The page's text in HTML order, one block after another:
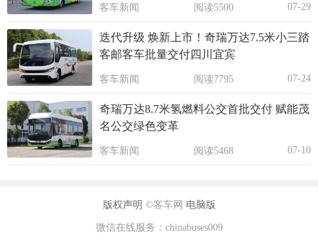
客车新闻 阅读5500 07-29
迭代升级 焕新上市！奇瑞万达7.5米小三踏
客邮客车批量交付四川宜宾
客车新闻 阅读7795 07-24
奇瑞万达8.7米氢燃料公交首批交付 赋能茂
名公交绿色变革
客车新闻 阅读5468 07-10
版权声明 ©客车网 电脑版
微信在线服务：chinabuses009